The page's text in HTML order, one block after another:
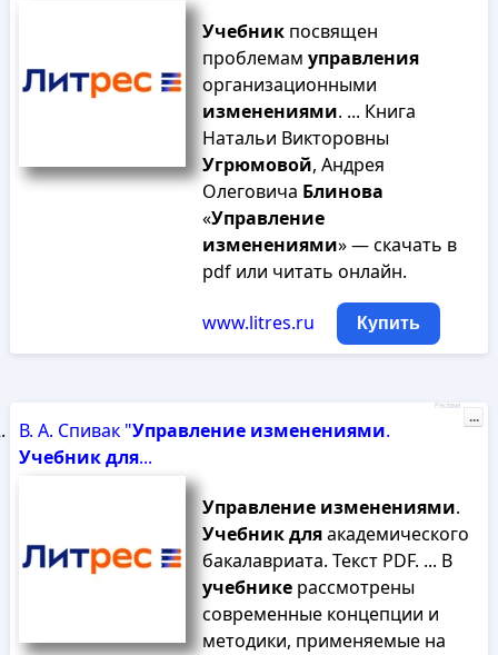
Учебникпосвящен
проблемам управления
организационными
изменениями. ... Книга
Натальи Викторовны
Угрюмовой, Андрея
Олеговича Блинова
«Управление
изменениями» — скачать в
pdf или читать онлайн.
www.litres.ru Купить
В. А. Спивак "Управление изменениями.
Учебникдля...
Управление изменениями.
Учебникдляакадемического
бакалавриата. Текст PDF. ... В
учебникерассмотрены
современные концепции и
методики, применяемые на
Реклама
...